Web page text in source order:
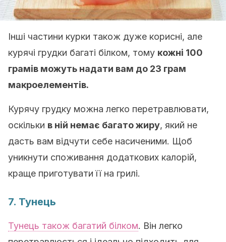
Інші частини курки також дуже корисні, але
курячі грудки багаті білком, тому кожні 100
грамів можуть надати вам до 23 грам
макроелементів.
Курячу грудку можна легко перетравлювати,
оскільки в ній немає багато жиру, який не
дасть вам відчути себе насиченими. Щоб
уникнути споживання додаткових калорій,
краще приготувати її на грилі.
7. Тунець
Тунець також багатий білком. Він легко